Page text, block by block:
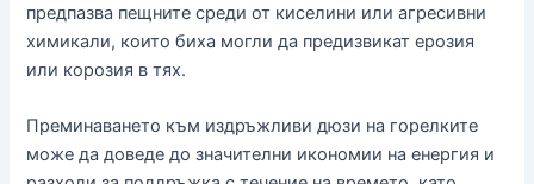
предпазва пещните среди от киселини или агресивни
химикали, които биха могли да предизвикат ерозия
или корозия в тях.
Преминаването към издръжливи дюзи на горелките
може да доведе до значителни икономии на енергия и